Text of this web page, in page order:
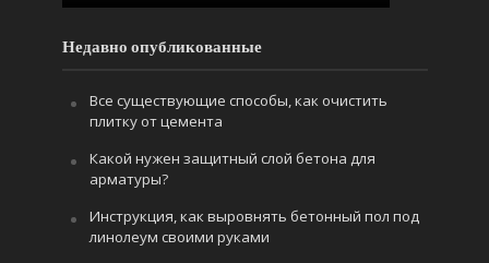
Недавно опубликованные
Все существующие способы, как очистить
плитку от цемента
Какой нужен защитный слой бетона для
арматуры?
Инструкция, как выровнять бетонный пол под
линолеум своими руками